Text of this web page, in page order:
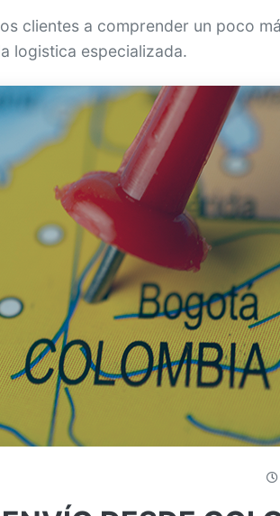
clientes a comprender un poco
logistica especializada.